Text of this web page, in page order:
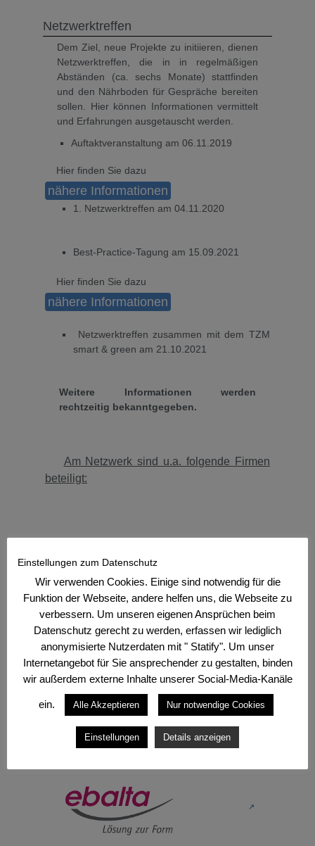
Netzwerktreffen
Dem Ziel, neue Projekte zu initiieren, dienen
Netzwerktreffen, die in in regelmäßigen
Abständen (ca. sechs Monate) stattfinden
und den Nährboden für Gespräche bereiten
sollen. Hier können Informationen vermittelt
und Erfahrungen ausgetauscht werden.
Auftaktveranstaltung am 06.11.2019
Hier finden Sie dazu
nähere Informationen
1. Netzwerktreffen am 04.11.2020
Best-Practice-Tagung am 15.09.2021
Hier finden Sie dazu
nähere Informationen
Netzwerktreffen zusammen mit dem TZM
smart & green am 21.10.2021
Weitere Informationen werden
rechtzeitig bekanntgegeben.
Am Netzwerk sind u.a. folgende Firmen
beteiligt:
↗
↗
Einstellungen zum Datenschutz
Wir verwenden Cookies. Einige sind notwendig für die
Funktion der Webseite, andere helfen uns, die Webseite zu
verbessern. Um unseren eigenen Ansprüchen beim
Datenschutz gerecht zu werden, erfassen wir lediglich
anonymisierte Nutzerdaten mit " Statify". Um unser
Internetangebot für Sie ansprechender zu gestalten, binden
wir außerdem externe Inhalte unserer Social-Media-Kanäle
ein. Alle Akzeptieren Nur notwendige Cookies
Einstellungen Details anzeigen